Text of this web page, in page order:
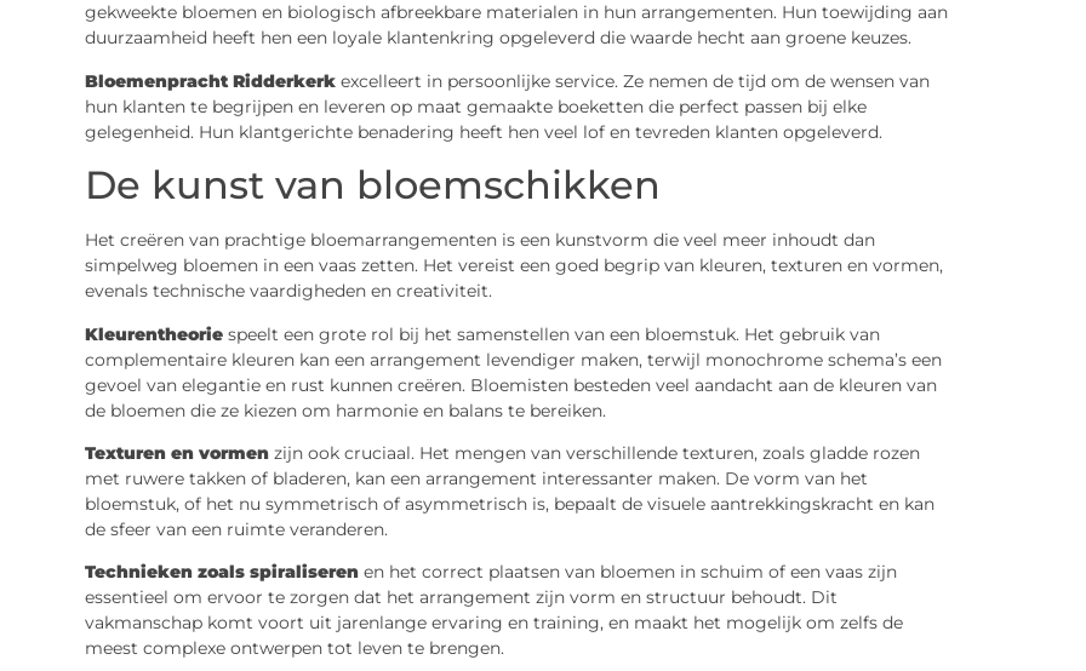
gekweekte bloemen en biologisch afbreekbare materialen in hun arrangementen. Hun toewijding aan
duurzaamheid heeft hen een loyale klantenkring opgeleverd die waarde hecht aan groene keuzes.
Bloemenpracht Ridderkerkexcelleert in persoonlijke service. Ze nemen de tijd om de wensen van
hun klanten te begrijpen en leveren op maat gemaakte boeketten die perfect passen bij elke
gelegenheid. Hun klantgerichte benadering heeft hen veel lof en tevreden klanten opgeleverd.
De kunst van bloemschikken
Het creëren van prachtige bloemarrangementen is een kunstvorm die veel meer inhoudt dan
simpelweg bloemen in een vaas zetten. Het vereist een goed begrip van kleuren, texturen en vormen,
evenals technische vaardigheden en creativiteit.
Kleurentheoriespeelt een grote rol bij het samenstellen van een bloemstuk. Het gebruik van
complementaire kleuren kan een arrangement levendiger maken, terwijl monochrome schema’s een
gevoel van elegantie en rust kunnen creëren. Bloemisten besteden veel aandacht aan de kleuren van
de bloemen die ze kiezen om harmonie en balans te bereiken.
Texturen en vormenzijn ook cruciaal. Het mengen van verschillende texturen, zoals gladde rozen
met ruwere takken of bladeren, kan een arrangement interessanter maken. De vorm van het
bloemstuk, of het nu symmetrisch of asymmetrisch is, bepaalt de visuele aantrekkingskracht en kan
de sfeer van een ruimte veranderen.
Technieken zoals spiraliserenen het correct plaatsen van bloemen in schuim of een vaas zijn
essentieel om ervoor te zorgen dat het arrangement zijn vorm en structuur behoudt. Dit
vakmanschap komt voort uit jarenlange ervaring en training, en maakt het mogelijk om zelfs de
meest complexe ontwerpen tot leven te brengen.